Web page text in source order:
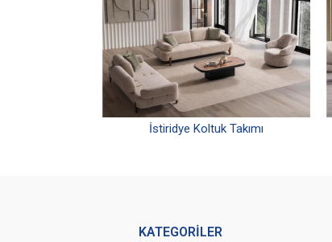
İstiridye Koltuk Takımı
KATEGORİLER